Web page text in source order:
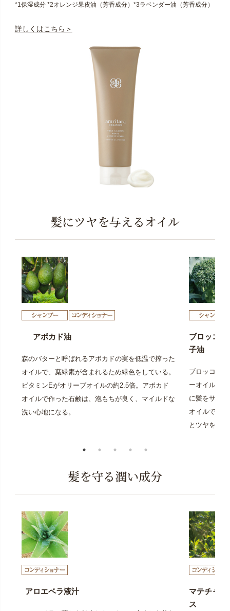
*1保湿成分 *2オレンジ果皮油（芳香成分）*3ラベンダー油（芳香成分）
詳しくはこちら＞
髪にツヤを与えるオイル
アボカド油
森のバターと呼ばれるアボカドの実を低温で搾った
オイルで、葉緑素が含まれるため緑色をしている。
ビタミンEがオリーブオイルの約2.5倍。アボカド
オイルで作った石鹸は、泡もちが良く、マイルドな
洗い心地になる。
ブロッコリ
子油
ブロッコリ
ーオイルの
に髪をサラ
オイルであ
とツヤを与
髪を守る潤い成分
アロエベラ液汁
マテチャ葉
ス